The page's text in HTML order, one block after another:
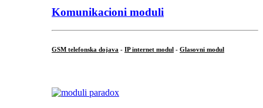
Komunikacioni moduli
GSM telefonska dojava - IP internet modul - Glasovni modul